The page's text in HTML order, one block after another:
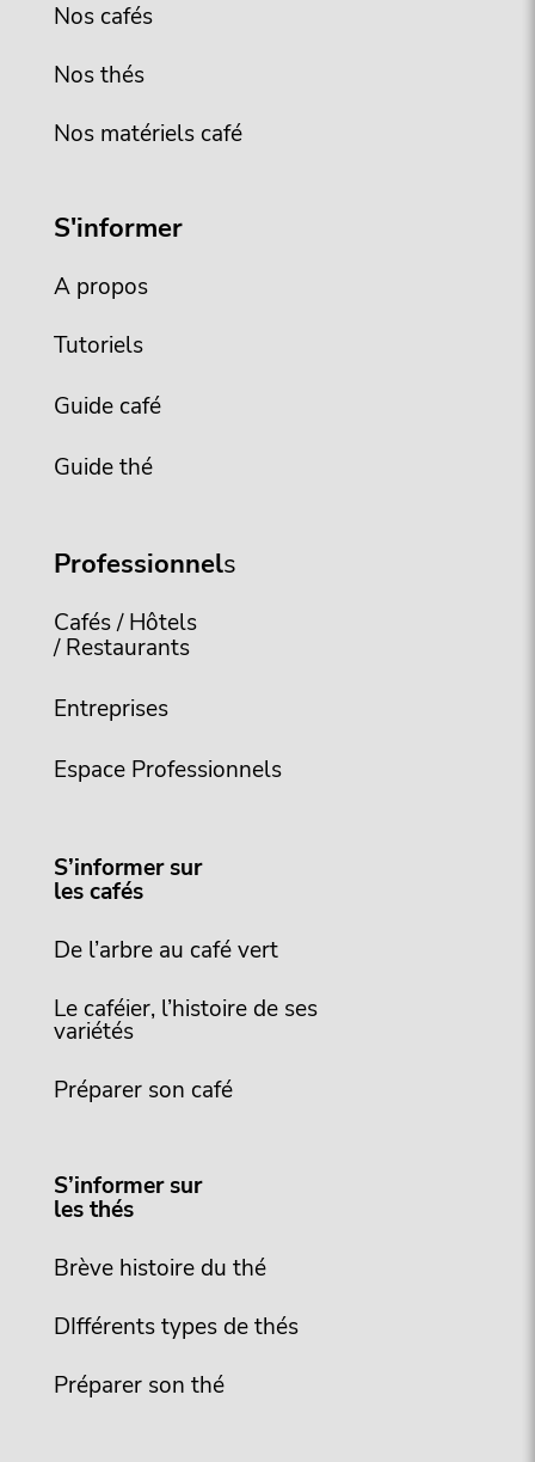
Nos cafés
Nos thés
Nos matériels café
S'informer
A propos
Tutoriels
Guide café
Guide thé
Professionnels
Cafés / Hôtels
/ Restaurants
Entreprises
Espace Professionnels
S’informer sur
les cafés
De l’arbre au café vert
Le caféier, l’histoire de ses
variétés
Préparer son café
S’informer sur
les thés
Brève histoire du thé
DIfférents types de thés
Préparer son thé